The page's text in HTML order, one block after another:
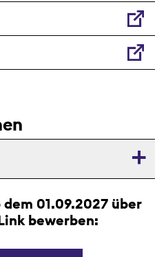
01.09.2027 über
bewerben: